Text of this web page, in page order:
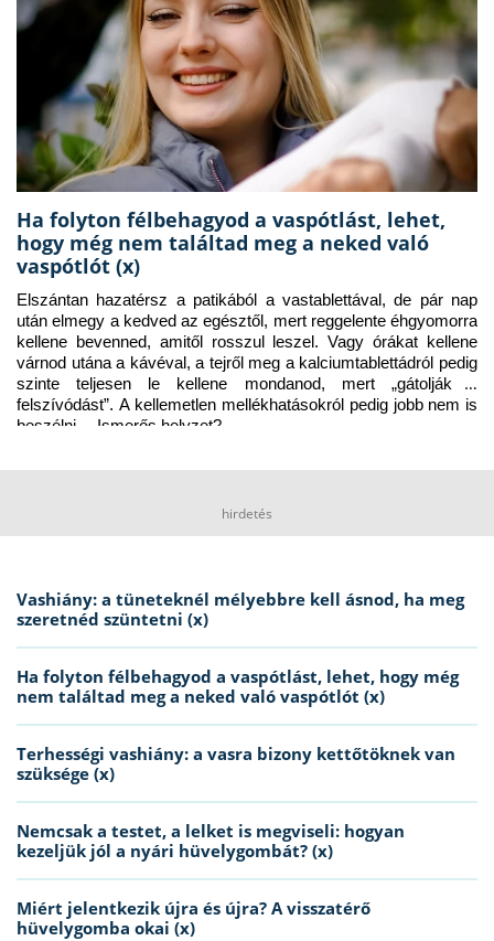
Ha folyton félbehagyod a vaspótlást, lehet,
hogy még nem találtad meg a neked való
vaspótlót (x)
Elszántan hazatérsz a patikából a vastablettával, de pár nap
után elmegy a kedved az egésztől, mert reggelente éhgyomorra
kellene bevenned, amitől rosszul leszel. Vagy órákat kellene
várnod utána a kávéval, a tejről meg a kalciumtablettádról pedig
szinte teljesen le kellene mondanod, mert „gátolják a
felszívódást”. A kellemetlen mellékhatásokról pedig jobb nem is
beszélni… Ismerős helyzet?
hirdetés
Vashiány: a tüneteknél mélyebbre kell ásnod, ha meg
szeretnéd szüntetni (x)
Ha folyton félbehagyod a vaspótlást, lehet, hogy még
nem találtad meg a neked való vaspótlót (x)
Terhességi vashiány: a vasra bizony kettőtöknek van
szüksége (x)
Nemcsak a testet, a lelket is megviseli: hogyan
kezeljük jól a nyári hüvelygombát? (x)
Miért jelentkezik újra és újra? A visszatérő
hüvelygomba okai (x)